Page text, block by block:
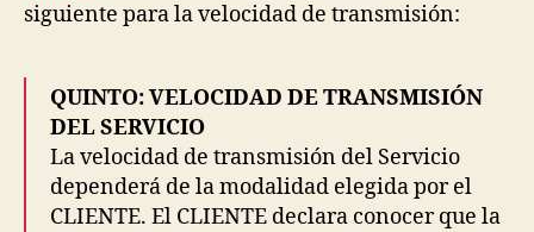
siguiente para la velocidad de transmisión:
QUINTO: VELOCIDAD DE TRANSMISIÓN
DEL SERVICIO
La velocidad de transmisión del Servicio
dependerá de la modalidad elegida por el
CLIENTE. El CLIENTE declara conocer que la